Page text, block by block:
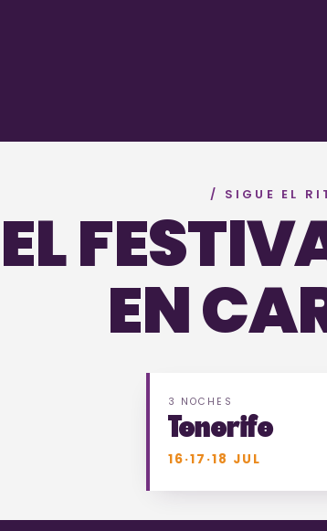
/ SIGUE EL
EL
EN
3 NOCHES
Tenerife
16·17·18 JUL